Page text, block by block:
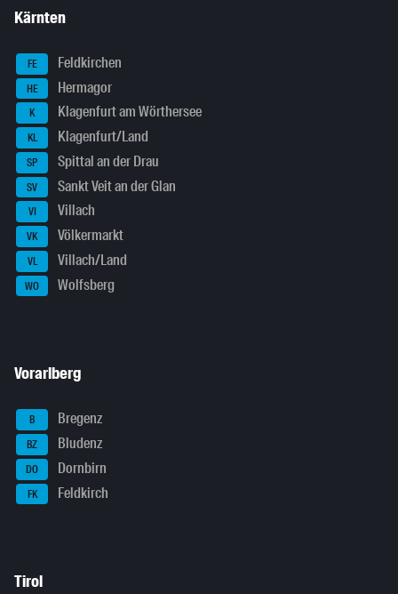
Kärnten
FE Feldkirchen
HE Hermagor
K Klagenfurt am Wörthersee
KL Klagenfurt/Land
SP Spittal an der Drau
SV Sankt Veit an der Glan
VI Villach
VK Völkermarkt
VL Villach/Land
WO Wolfsberg
Vorarlberg
B Bregenz
BZ Bludenz
DO Dornbirn
FK Feldkirch
Tirol